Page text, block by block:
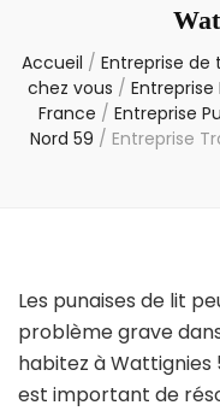
Accueil / Entreprise
chez vous /
France / Entreprise
Nord 59 / Entreprise
Les punaises de lit
problème grave
habitez à Wattignies
est important de